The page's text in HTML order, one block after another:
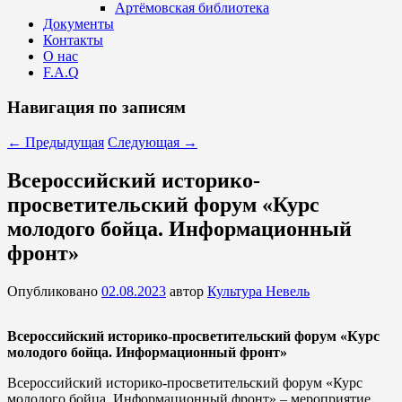
Артёмовская библиотека
Документы
Контакты
О нас
F.A.Q
Навигация по записям
← Предыдущая Следующая →
Всероссийский историко-
просветительский форум «Курс
молодого бойца. Информационный
фронт»
Опубликовано 02.08.2023 автор Культура Невель
Всероссийский историко-просветительский форум «Курс
молодого бойца. Информационный фронт»
Всероссийский историко-просветительский форум «Курс
молодого бойца. Информационный фронт» – мероприятие